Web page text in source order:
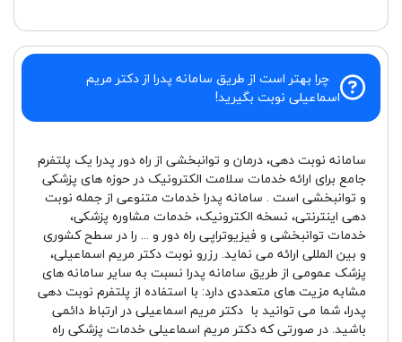
چرا بهتر است از طریق سامانه پدرا از دکتر مریم
اسماعیلی نوبت بگیرید!
سامانه نوبت دهی، درمان و توانبخشی از راه دور پدرا یک پلتفرم
جامع برای ارائه خدمات سلامت الکترونیک در حوزه های پزشکی
و توانبخشی است . سامانه پدرا خدمات متنوعی از جمله نوبت
دهی اینترنتی، نسخه الکترونیک، خدمات مشاوره پزشکی،
خدمات توانبخشی و فیزیوتراپی راه دور و ... را در سطح کشوری
و بین المللی ارائه می نماید. رزرو نوبت دکتر مریم اسماعیلی،
پزشک عمومی از طریق سامانه پدرا نسبت به سایر سامانه های
مشابه مزیت های متعددی دارد: با استفاده از پلتفرم نوبت دهی
پدرا، شما می توانید با دکتر مریم اسماعیلی در ارتباط دائمی
باشید. در صورتی که دکتر مریم اسماعیلی خدمات پزشکی راه